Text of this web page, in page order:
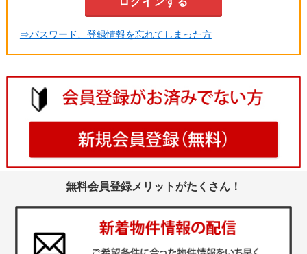
⇒パスワード、登録情報を忘れてしまった方
無料会員登録メリットがたくさん！